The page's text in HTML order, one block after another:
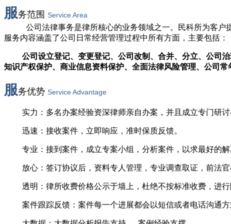
服务范围 Service Area
公司法律事务是律所核心的业务领域之一。民科所为客
服务内容涵盖了公司日常经营管理过程中所有方面，主要包括：
公司设立登记、变更登记、公司改制、合并、分立、公司
知识产权保护、商业信息资料保护、全面法律风险管理、公司
服务优势 Service Advantage
实力：多名办案经验资深律师亲自办案，并且成立专门研
迅速：接收案件，立即响应，准时保质反馈。
专业：接到案件，成立专案小组，分析案件，以求最好的解
放心：签订协议后，资料专人管理，专业调查取证，前法官
透明：律所收费价格公示于墙上，杜绝不按标准收费，进行
案件跟踪反馈：案件每一个进展都会以短信或者电话沟通方